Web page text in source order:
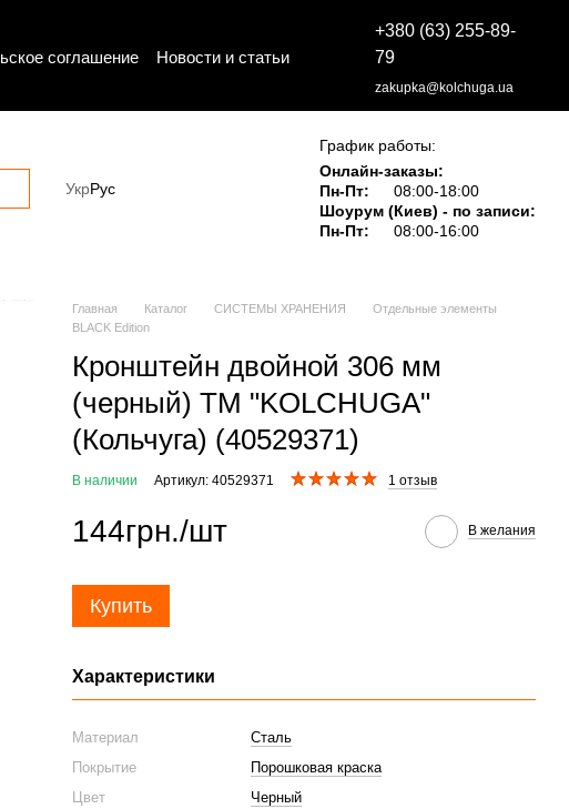
соглашение Новости и статьи
+380 (63) 255-89-
79
zakupka@kolchuga.ua
УкрРус
График работы:
Онлайн-заказы:
Пн-Пт:
08:00-18:00
Шоурум (Киев) - по записи:
Пн-Пт:
08:00-16:00
Главная Каталог СИСТЕМЫ ХРАНЕНИЯ
Отдельные элементы
BLACK Edition
Кронштейн двойной 306 мм
(черный) ТМ "KOLCHUGA"
(Кольчуга) (40529371)
В наличии Артикул: 40529371 1 отзыв
144грн./шт В желания
Купить
Характеристики
Материал
Сталь
Покрытие
Порошковая краска
Цвет
Черный